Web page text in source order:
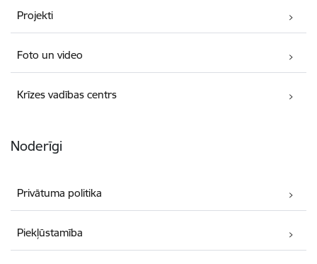
Projekti
Foto un video
Krīzes vadības centrs
Noderīgi
Privātuma politika
Piekļūstamība